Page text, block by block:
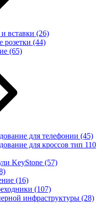
вставки (26)
розетки (44)
(65)
для телефонии (45)
для кроссов тип 110
KeyStone (57)
(16)
(107)
инфраструктуры (28)